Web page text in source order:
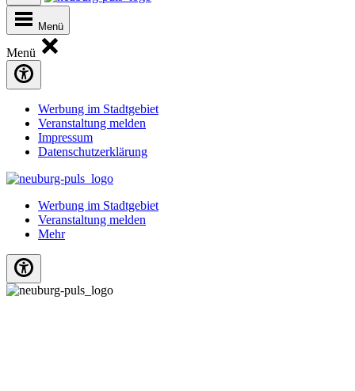
Menü
Menü
Werbung im Stadtgebiet
Veranstaltung melden
Impressum
Datenschutzerklärung
Werbung im Stadtgebiet
Veranstaltung melden
Mehr